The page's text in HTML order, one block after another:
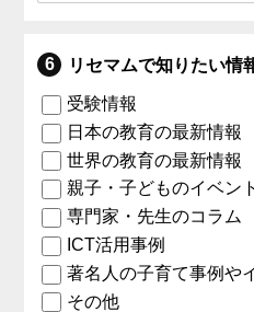
リセマムで知りたい情
受験情報
日本の教育の最新情報
世界の教育の最新情報
親子・子どものイベン
専門家・先生のコラム
ICT活用事例
著名人の子育て事例や
その他